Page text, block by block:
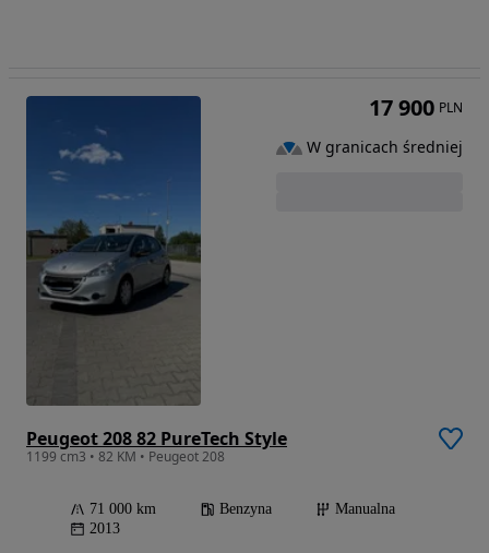
Peugeot 208 82 PureTech Style
1199 cm3 • 82 KM • Peugeot 208
71 000 km Benzyna
Manualna
2013
17 900 PLN
W granicach średniej